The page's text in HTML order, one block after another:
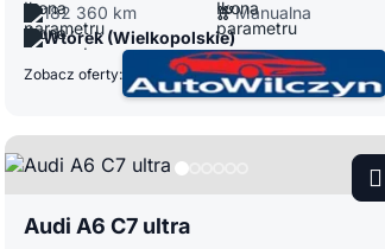
182 360 km
Manualna
Wtórek (Wielkopolskie)
Zobacz oferty:
Audi A6 C7 ultra